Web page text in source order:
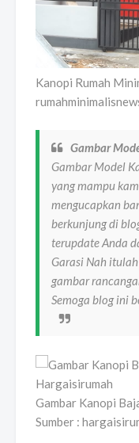
Kanopi Rumah
Gambar
Gambar Model
yang mampu
mengucapkan
berkunjung di
terupdate Anda
Garasi Nah
gambar
Semoga blog ini
Gambar Kanopi
Sumber :